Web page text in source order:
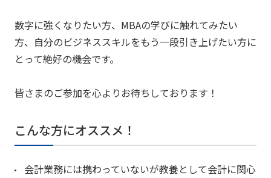
数字に強くなりたい方、MBAの学びに触れてみたい
方、自分のビジネススキルをもう一段引き上げたい方に
とって絶好の機会です。
皆さまのご参加を心よりお待ちしております！
こんな方にオススメ！
会計業務には携わっていないが教養として会計に関心